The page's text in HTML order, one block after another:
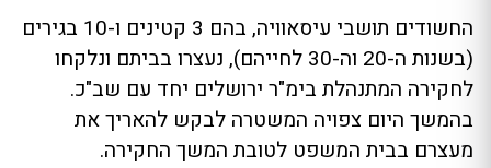
החשודים תושבי עיסאוויה, בהם 3 קטינים ו-10 בגירים
(בשנות ה-20 וה-30 לחייהם), נעצרו בביתם ונלקחו
לחקירה המתנהלת בימ"ר ירושלים יחד עם שב"כ.
בהמשך היום צפויה המשטרה לבקש להאריך את
מעצרם בבית המשפט לטובת המשך החקירה.